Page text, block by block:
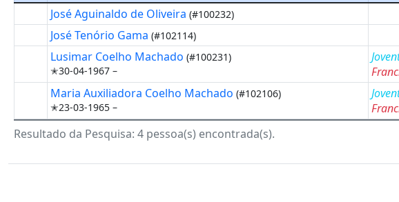
José Aguinaldo de Oliveira (#100232)
José Tenório Gama (#102114)
Lusimar Coelho Machado (#100231)
✭30-04-1967 –
Maria Auxiliadora Coelho Machado (#102106)
✭23-03-1965 –
Resultado da Pesquisa: 4 pessoa(s) encontrada(s).